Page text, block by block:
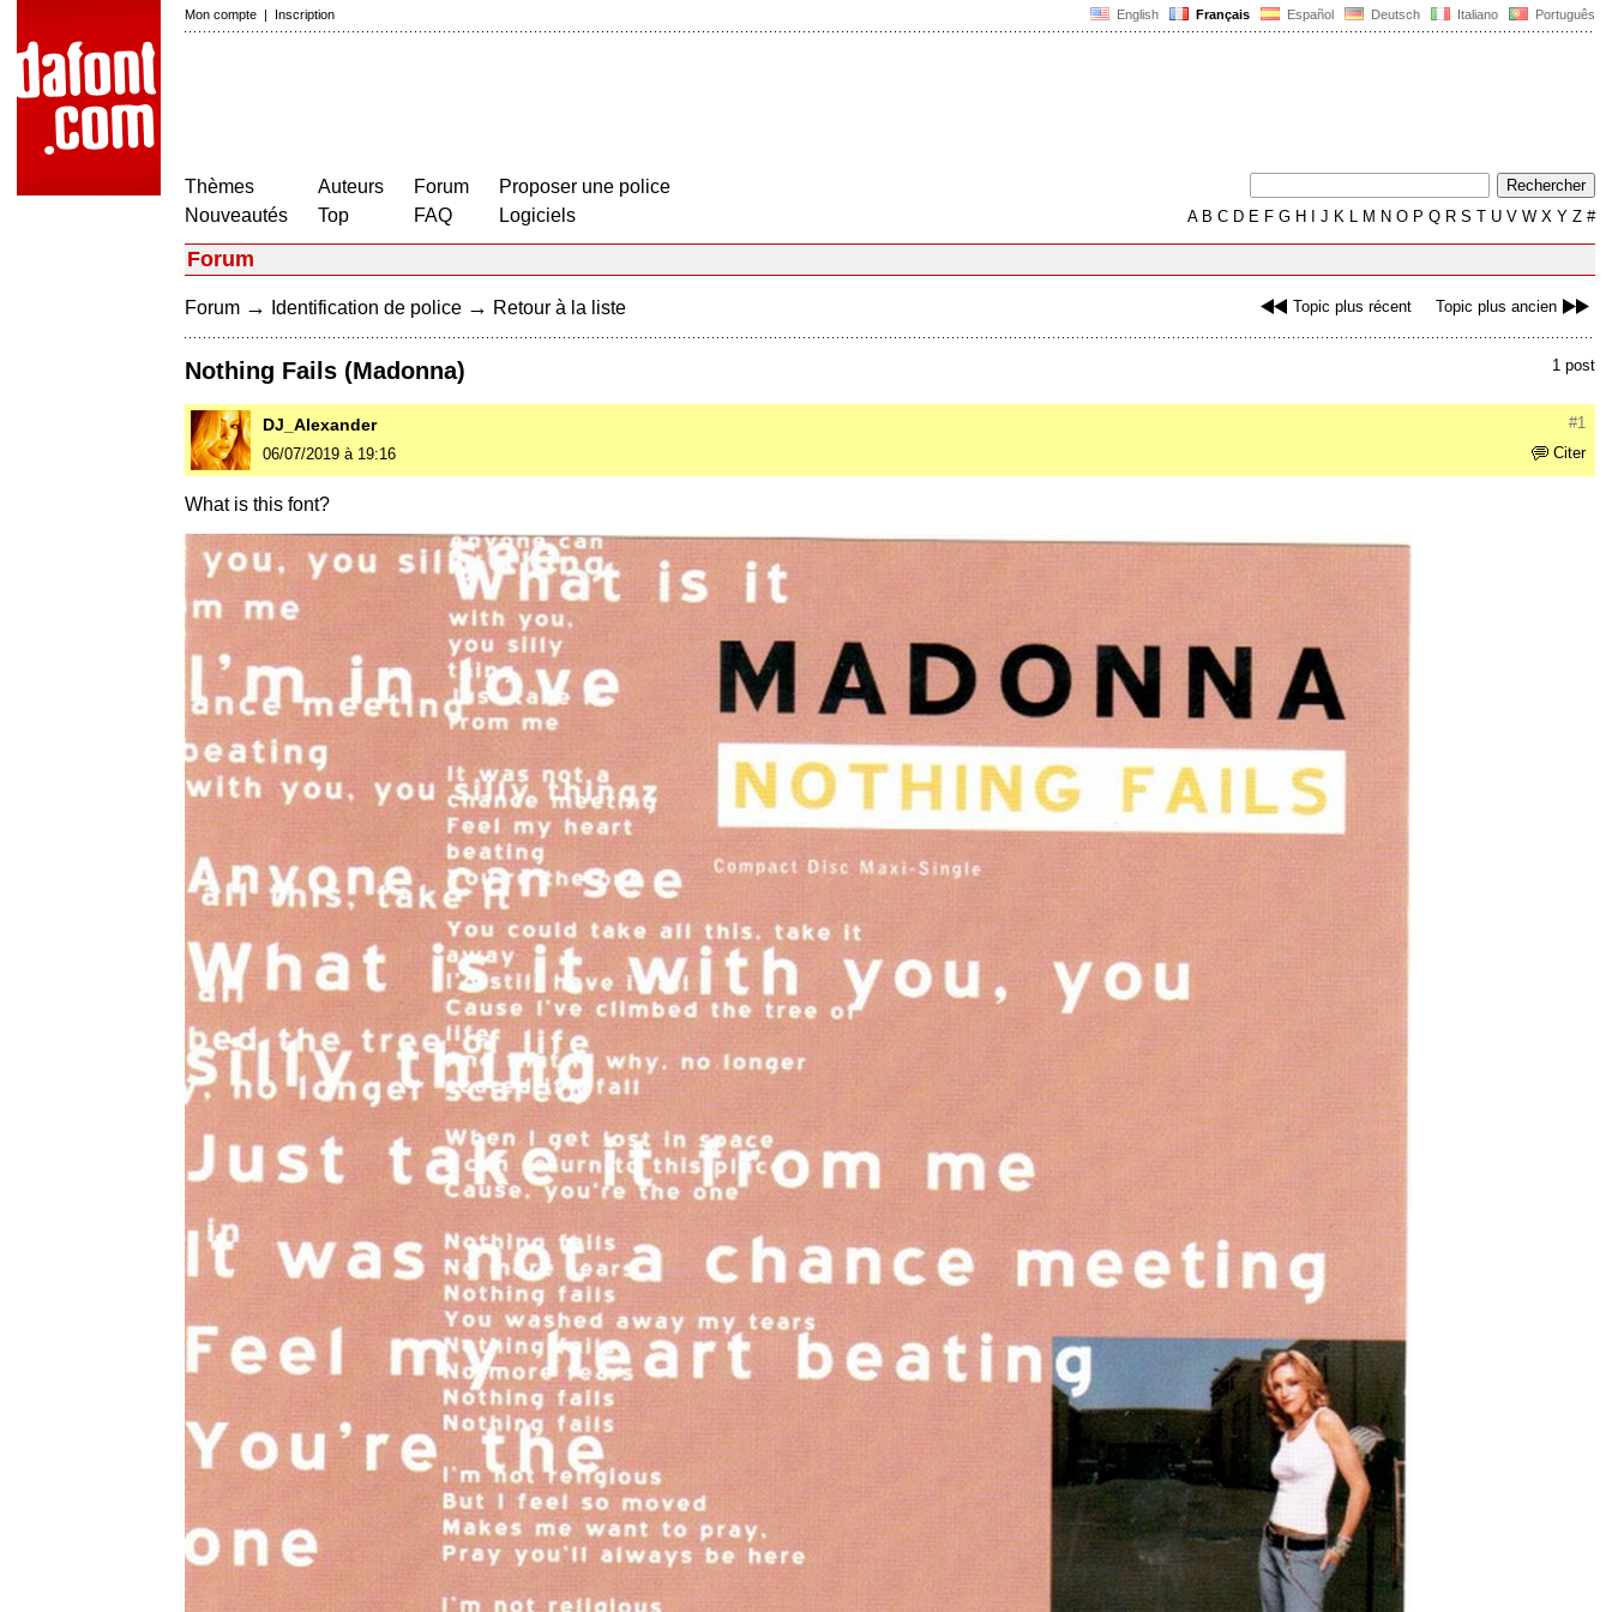
English Français Español Deutsch Italiano Português
Mon compte | Inscription
Thèmes
Nouveautés
Auteurs
Top
Forum
FAQ
Proposer une police
Logiciels
AB C D E F G H J K L M N O P Q R S T U V W X Y Z #
Forum
Topic plus récent Topic plus ancien
Forum → Identification de police → Retour à la liste
1 post
Nothing Fails (Madonna)
#1
DJ_Alexander
Citer
06/07/2019 à 19:16
What is this font?